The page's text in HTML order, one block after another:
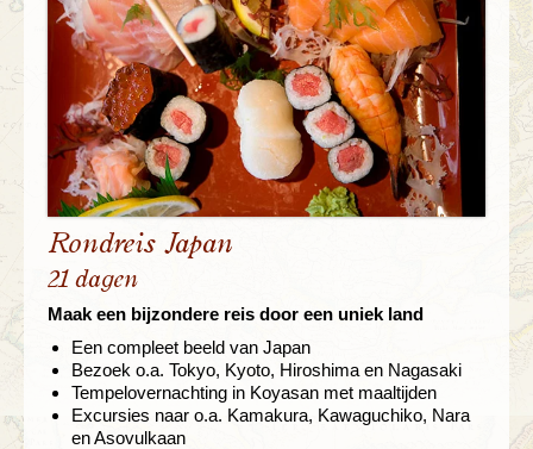
Rondreis Japan
21 dagen
Maak een bijzondere reis door een uniek land
Een compleet beeld van Japan
Bezoek o.a. Tokyo, Kyoto, Hiroshima en Nagasaki
Tempelovernachting in Koyasan met maaltijden
Excursies naar o.a. Kamakura, Kawaguchiko, Nara
en Asovulkaan